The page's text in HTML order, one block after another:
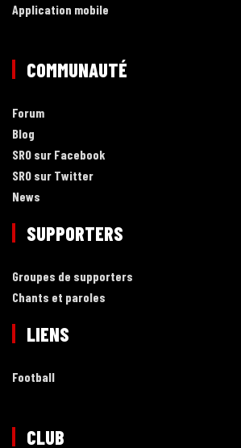
Application mobile
COMMUNAUTÉ
Forum
Blog
SRO sur Facebook
SRO sur Twitter
News
SUPPORTERS
Groupes de supporters
Chants et paroles
LIENS
Football
CLUB